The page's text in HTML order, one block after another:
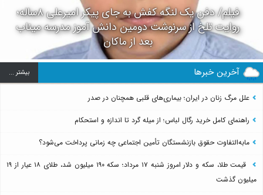
فیلم/ دفن یک لنگه کفش به جای پیکر امیرعلی ۸ساله؛
روایت تلخ از سرنوشت دومین دانش آموز مدرسه میناب
بعد از ماکان
آخرین خبرها بيشتر ...
علل مرگ زنان در ایران؛ بیماری‌های قلبی همچنان در صدر
راهنمای کامل خرید رگال لباس؛ از میله گرد تا اندازه و استحکام
مابه‌التفاوت حقوق بازنشستگان تأمین اجتماعی چه زمانی پرداخت می‌شود؟
قیمت طلا، سکه و دلار امروز شنبه ۱۷ مرداد؛ سکه ۱۹۰ میلیون شد، طلای ۱۸ عیار از ۱۹
میلیون گذشت